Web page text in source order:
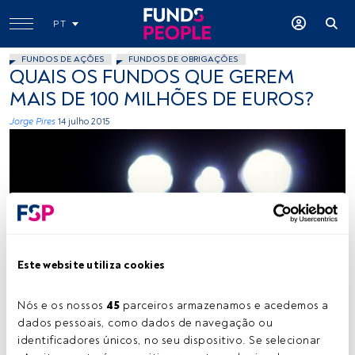
Este website utiliza cookies
Nós e os nossos 45 parceiros armazenamos e acedemos a
dados pessoais, como dados de navegação ou
identificadores únicos, no seu dispositivo. Se selecionar
PT
FUNDOS DE AÇÕES FUNDOS DE OBRIGAÇÕES
QUAIS OS FUNDOS QUE GEREM
MAIS DE 100 MILHÕES DE EUROS?
Jorge Pires 14 julho 2015
Crisp-13, Flickr, Creative Commons
Tempo de leitura:2 min.